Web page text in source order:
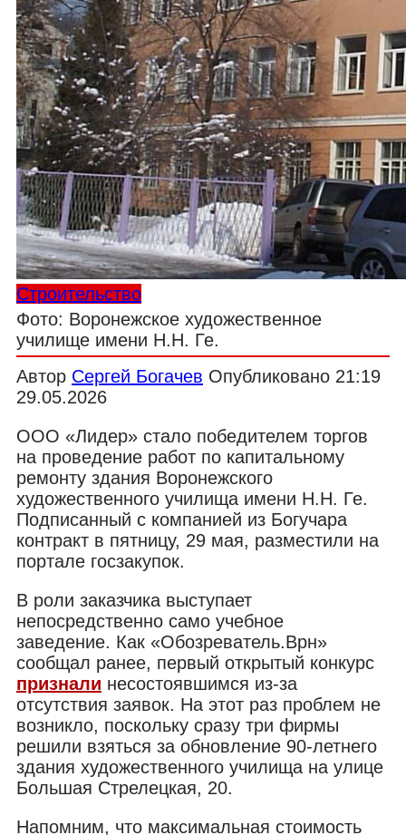
Строительство
Фото: Воронежское художественное
училище имени Н.Н. Ге.
Автор Сергей Богачев Опубликовано 21:19
29.05.2026
ООО «Лидер» стало победителем торгов
на проведение работ по капитальному
ремонту здания Воронежского
художественного училища имени Н.Н. Ге.
Подписанный с компанией из Богучара
контракт в пятницу, 29 мая, разместили на
портале госзакупок.
В роли заказчика выступает
непосредственно само учебное
заведение. Как «Обозреватель.Врн»
сообщал ранее, первый открытый конкурс
признали несостоявшимся из-за
отсутствия заявок. На этот раз проблем не
возникло, поскольку сразу три фирмы
решили взяться за обновление 90-летнего
здания художественного училища на улице
Большая Стрелецкая, 20.
Напомним, что максимальная стоимость